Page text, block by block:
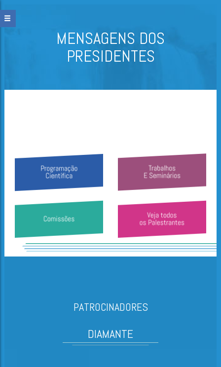
MENSAGENS DOS
PRESIDENTES
PATROCINADORES
DIAMANTE